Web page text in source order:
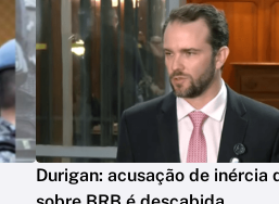
Durigan: acusação de inércia